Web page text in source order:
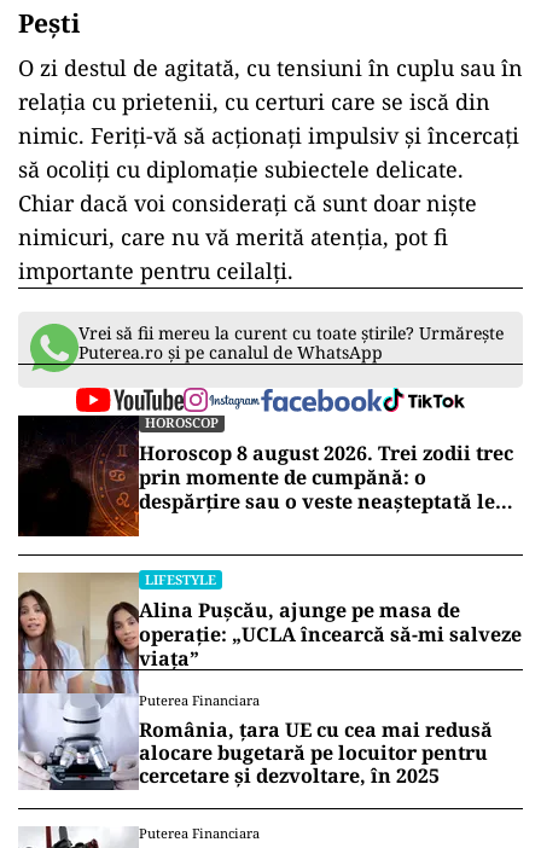
Pești
O zi destul de agitată, cu tensiuni în cuplu sau în
relația cu prietenii, cu certuri care se iscă din
nimic. Feriți-vă să acționați impulsiv și încercați
să ocoliți cu diplomaţie subiectele delicate.
Chiar dacă voi considerați că sunt doar niște
nimicuri, care nu vă merită atenția, pot fi
importante pentru ceilalți.
Vrei să fii mereu la curent cu toate știrile? Urmărește
Puterea.ro și pe canalul de WhatsApp
HOROSCOP
Horoscop 8 august 2026. Trei zodii trec
prin momente de cumpănă: o
despărțire sau o veste neașteptată le
LIFESTYLE
Alina Pușcău, ajunge pe masa de
operație: „UCLA încearcă să-mi salveze
viața”
Puterea Financiara
România, țara UE cu cea mai redusă
alocare bugetară pe locuitor pentru
cercetare și dezvoltare, în 2025
Puterea Financiara